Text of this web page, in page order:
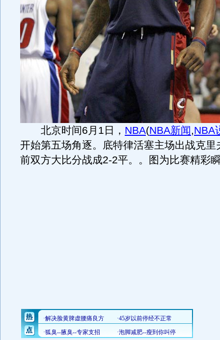
北京时间6月1日， NBA(NBA新闻,NBA
开始第五场角逐。底特律活塞主场出战克里
前双方大比分战成2-2平。。图为比赛精彩